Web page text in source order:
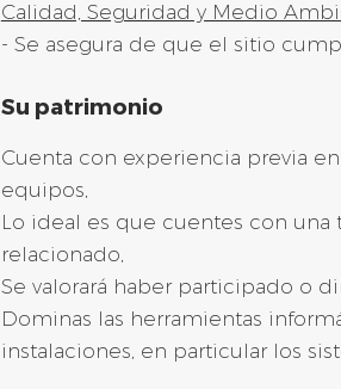
Calidad, Seguridad y Medio
- Se asegura de que el sitio
Su patrimonio
Cuenta con experiencia previa
equipos,
Lo ideal es que cuentes con
relacionado,
Se valorará haber participado o
Dominas las herramientas
instalaciones, en particular los